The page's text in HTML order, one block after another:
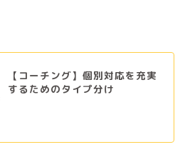
【コーチング】個別対応を充実
するためのタイプ分け